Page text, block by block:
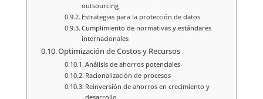
outsourcing
Estrategias para la protección de datos
Cumplimiento de normativas y estándares
internacionales
Optimización de Costos y Recursos
Análisis de ahorros potenciales
Racionalización de procesos
Reinversión de ahorros en crecimiento y
desarrollo